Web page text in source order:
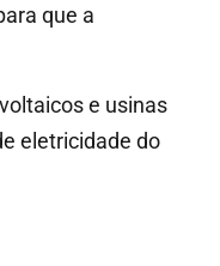
que a
e usinas
eletricidade do